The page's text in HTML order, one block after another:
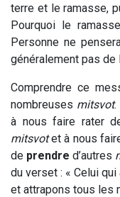
terre et le ramasse,
Pourquoi le
Personne ne
généralement pas de
Comprendre ce
nombreuses mitsvot.
à nous faire rater
mitsvotet à nous
de prendre d’autres
du verset : « Celui
et attrapons tous les